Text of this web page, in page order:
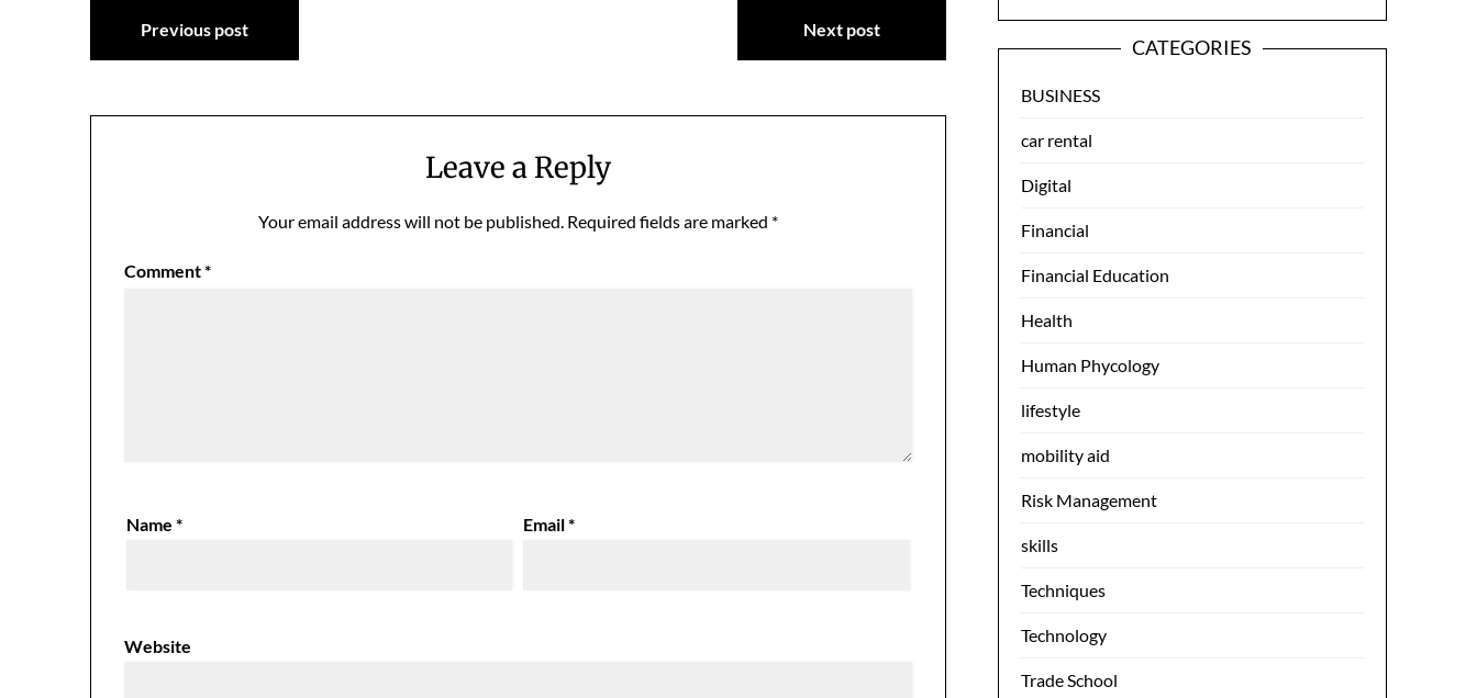
Post
navigation
Previous post Next post
Leave a Reply
Your email address will not be published. Required fields are marked *
Comment*
Name* Email*
Website
CATEGORIES
BUSINESS
car rental
Digital
Financial
Financial Education
Health
Human Phycology
lifestyle
mobility aid
Risk Management
skills
Techniques
Technology
Trade School